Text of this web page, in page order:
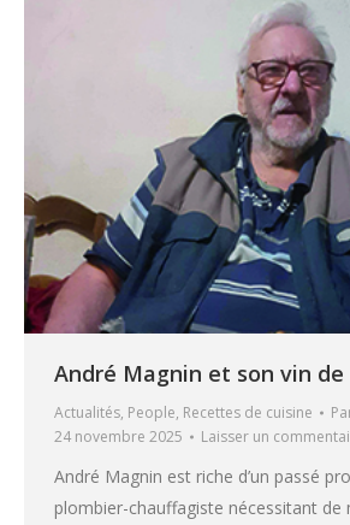
André Magnin et son vin
Actualités, People, Recettes de cuisine
24 novembre 2025
Laisser un
André Magnin est riche d’un passé
plombier-chauffagiste nécessitant de